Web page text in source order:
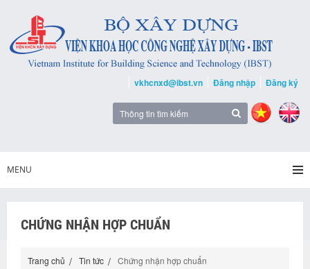
vkhcnxd@ibst.vn Đăng nhập Đăng ký
MENU
CHỨNG NHẬN HỢP CHUẨN
Trang chủ Tin tức Chứng nhận hợp chuẩn